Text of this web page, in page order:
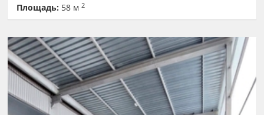
Площадь: 58 м2